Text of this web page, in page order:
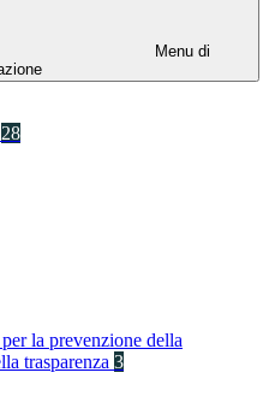
Menu di
28
la prevenzione della
trasparenza 3